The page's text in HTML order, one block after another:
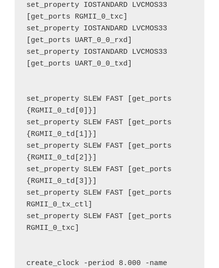
set_property IOSTANDARD LVCMOS33
[get_ports RGMII_0_txc]
set_property IOSTANDARD LVCMOS33
[get_ports UART_0_0_rxd]
set_property IOSTANDARD LVCMOS33
[get_ports UART_0_0_txd]
set_property SLEW FAST [get_ports
{RGMII_0_td[0]}]
set_property SLEW FAST [get_ports
{RGMII_0_td[1]}]
set_property SLEW FAST [get_ports
{RGMII_0_td[2]}]
set_property SLEW FAST [get_ports
{RGMII_0_td[3]}]
set_property SLEW FAST [get_ports
RGMII_0_tx_ctl]
set_property SLEW FAST [get_ports
RGMII_0_txc]
create_clock -period 8.000 -name